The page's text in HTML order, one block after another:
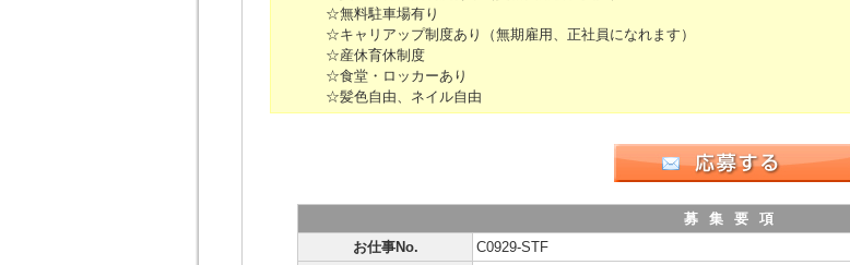
☆無料駐車場有り
☆キャリアップ制度あり（無期雇用、正社員になれます）
☆産休育休制度
☆食堂・ロッカーあり
☆髪色自由、ネイル自由
募集要項
お仕事No.
C0929-STF